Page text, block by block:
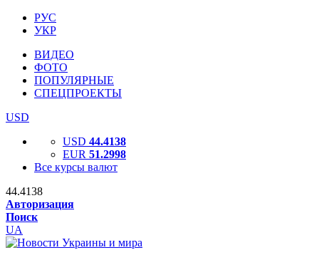
РУС
УКР
ВИДЕО
ФОТО
ПОПУЛЯРНЫЕ
СПЕЦПРОЕКТЫ
USD
USD 44.4138
EUR 51.2998
Все курсы валют
44.4138
Авторизация
Поиск
UA